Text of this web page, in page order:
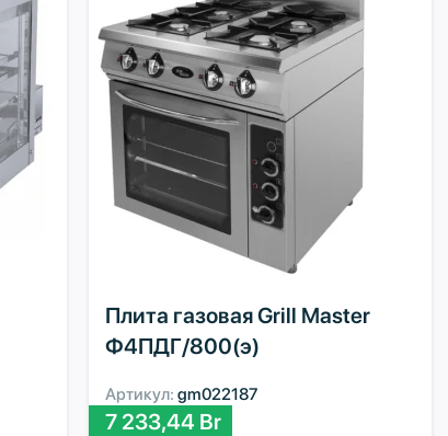
Плита газовая Grill Master
Ф4ПДГ/800(э)
Артикул:gm022187
7 233,44 Br